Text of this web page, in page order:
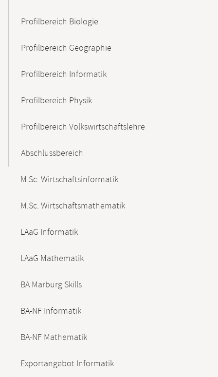
Profilbereich Biologie
Profilbereich Geographie
Profilbereich Informatik
Profilbereich Physik
Profilbereich Volkswirtschaftslehre
Abschlussbereich
M.Sc. Wirtschaftsinformatik
M.Sc. Wirtschaftsmathematik
LAaG Informatik
LAaG Mathematik
BA Marburg Skills
BA-NF Informatik
BA-NF Mathematik
Exportangebot Informatik